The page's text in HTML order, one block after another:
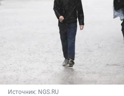
Источник: NGS.RU